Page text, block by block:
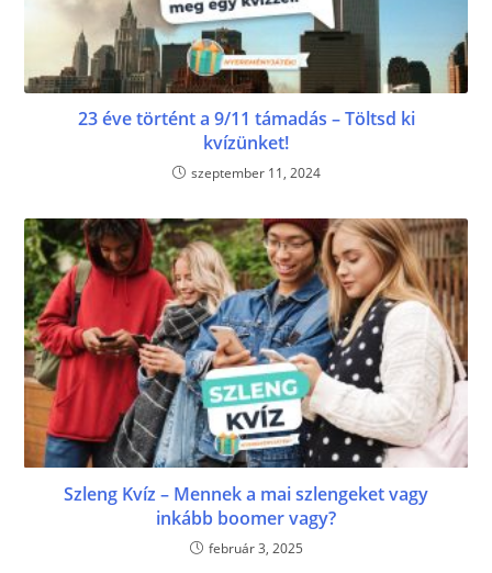
23 éve történt a 9/11 támadás – Töltsd ki
kvízünket!
szeptember 11, 2024
Szleng Kvíz – Mennek a mai szlengeket vagy
inkább boomer vagy?
február 3, 2025